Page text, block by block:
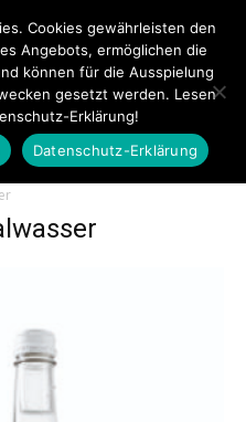
Touristiknews
Cookies gewährleisten den
Angebots, ermöglichen die
können für die Ausspielung
gesetzt werden. Lesen
Erklärung!
Datenschutz-Erklärung